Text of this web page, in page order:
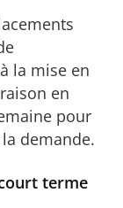
la mise en
en
pour
demande.
terme